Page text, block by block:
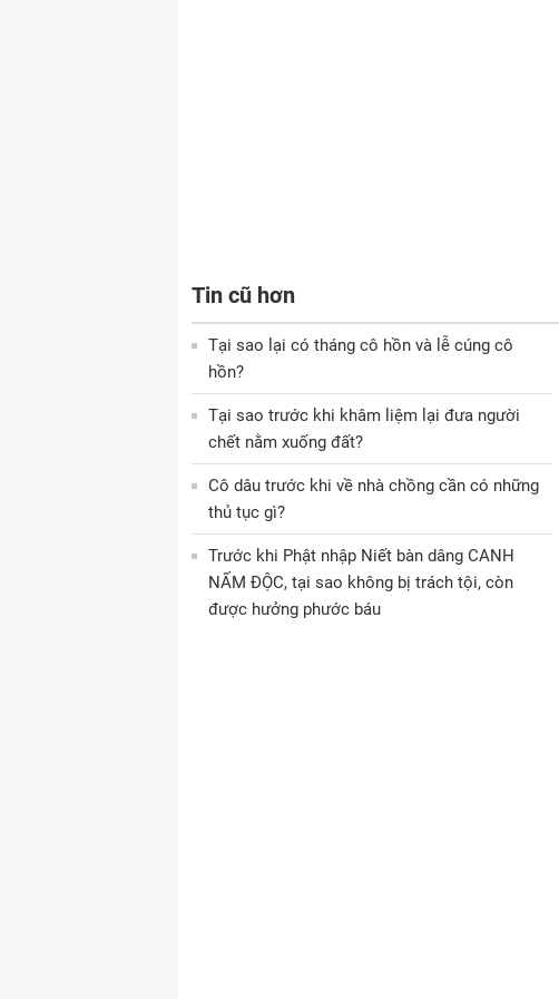
Tin cũ hơn
Tại sao lại có tháng cô hồn và lễ cúng cô
hồn?
Tại sao trước khi khâm liệm lại đưa người
chết nằm xuống đất?
Cô dâu trước khi về nhà chồng cần có những
thủ tục gì?
Trước khi Phật nhập Niết bàn dâng CANH
NẤM ĐỘC, tại sao không bị trách tội, còn
được hưởng phước báu